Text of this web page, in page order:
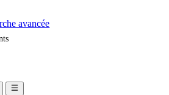
avancée